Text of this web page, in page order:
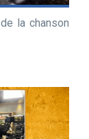
la chanson